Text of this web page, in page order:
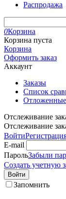
Распродажа
0Корзина
Корзина пуста
Корзина
Оформить заказ
Аккаунт
Заказы
Список
Отслеживание
Отслеживание
Войти
E-mail
ПарольЗабыли
Создать учетную
Войти
Запомнить